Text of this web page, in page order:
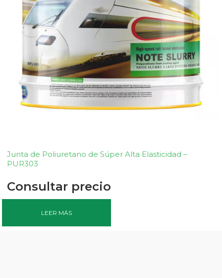
Junta de Poliuretano de Súper Alta Elasticidad –
PUR303
Consultar precio
LEER MÁS